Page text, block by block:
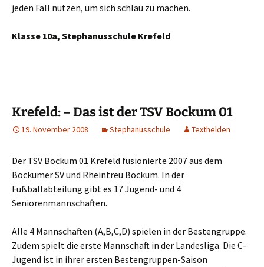
jeden Fall nutzen, um sich schlau zu machen.
Klasse 10a, Stephanusschule Krefeld
Krefeld: – Das ist der TSV Bockum 01
19. November 2008 Stephanusschule Texthelden
Der TSV Bockum 01 Krefeld fusionierte 2007 aus dem
Bockumer SV und Rheintreu Bockum. In der
Fußballabteilung gibt es 17 Jugend- und 4
Seniorenmannschaften.
Alle 4 Mannschaften (A,B,C,D) spielen in der Bestengruppe.
Zudem spielt die erste Mannschaft in der Landesliga. Die C-
Jugend ist in ihrer ersten Bestengruppen-Saison